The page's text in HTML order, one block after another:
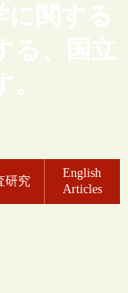
に関する
る、国立
研究
English
Articles